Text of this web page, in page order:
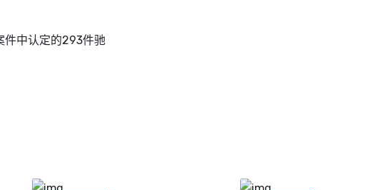
件中认定的293件驰